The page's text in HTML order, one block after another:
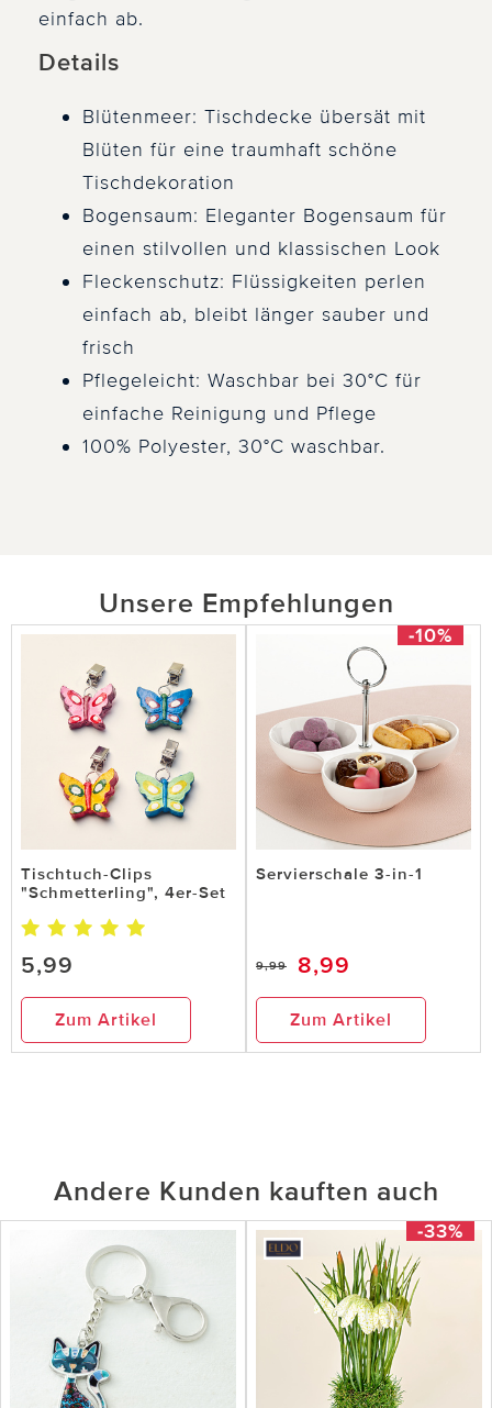
einfach ab.
Details
Blütenmeer: Tischdecke übersät mit
Blüten für eine traumhaft schöne
Tischdekoration
Bogensaum: Eleganter Bogensaum für
einen stilvollen und klassischen Look
Fleckenschutz: Flüssigkeiten perlen
einfach ab, bleibt länger sauber und
frisch
Pflegeleicht: Waschbar bei 30°C für
einfache Reinigung und Pflege
100% Polyester, 30°C waschbar.
Unsere Empfehlungen
Tischtuch-Clips
"Schmetterling", 4er-Set
5,99
Zum Artikel
-10%
Servierschale 3-in-1
9,99 8,99
Zum Artikel
Andere Kunden kauften auch
-33%